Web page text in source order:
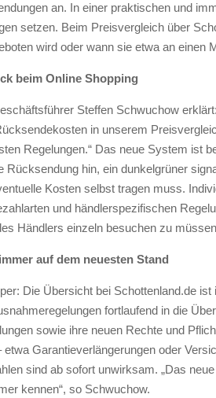
an. In einer praktischen und
setzen. Beim Preisvergleich über
wird oder wann sie etwa an einen
beim Online Shopping
Steffen Schwuchow
in unserem
Regelungen.“ Das neue System ist
Rücksendung hin, ein dunkelgrüner
Kosten selbst tragen muss.
und händlerspezifischen
Händlers einzeln besuchen zu
auf dem neuesten Stand
Die Übersicht bei Schottenland.de
fortlaufend in die
sowie ihre neuen Rechte und
Garantieverlängerungen oder
sind ab sofort unwirksam. „Das
kennen“, so Schwuchow.